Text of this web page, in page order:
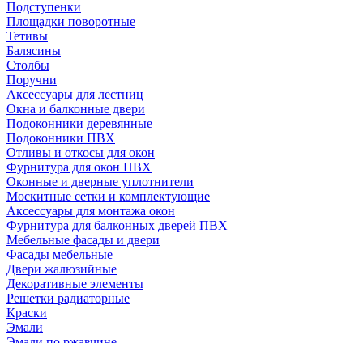
Подступенки
Площадки поворотные
Тетивы
Балясины
Столбы
Поручни
Аксессуары для лестниц
Окна и балконные двери
Подоконники деревянные
Подоконники ПВХ
Отливы и откосы для окон
Фурнитура для окон ПВХ
Оконные и дверные уплотнители
Москитные сетки и комплектующие
Аксессуары для монтажа окон
Фурнитура для балконных дверей ПВХ
Мебельные фасады и двери
Фасады мебельные
Двери жалюзийные
Декоративные элементы
Решетки радиаторные
Краски
Эмали